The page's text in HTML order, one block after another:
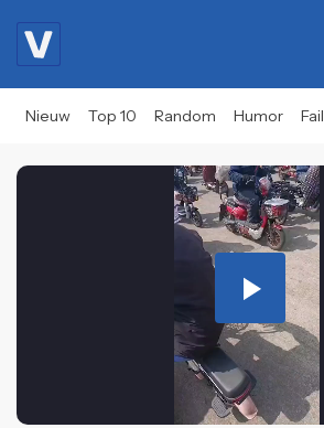
Nieuw Top 10 Random Humor Fail
Play
Video